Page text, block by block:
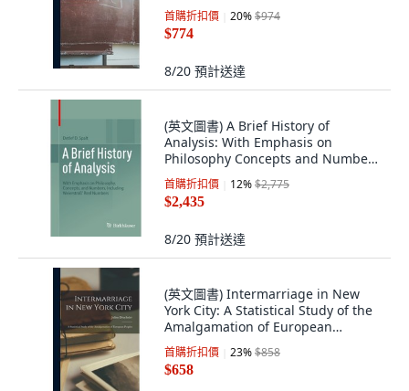
首購折扣價 20%$974
$774
8/20 預計送達
(英文圖書) A Brief History of
Analysis: With Emphasis on
Philosophy Concepts and Numbers
Including We... 平裝版, Birkhauser,
英文
首購折扣價 12%$2,775
$2,435
8/20 預計送達
(英文圖書) Intermarriage in New
York City: A Statistical Study of the
Amalgamation of European
Peoples 精裝版, Legare Street
Press, 英文
首購折扣價 23%$858
$658